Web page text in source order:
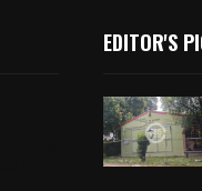
EDITOR'S